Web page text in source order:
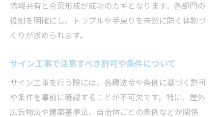
情報共有と合意形成が成功のカギとなります。各部門の
役割を明確にし、トラブルや手戻りを未然に防ぐ体制づ
くりが求められます。
サイン工事で注意すべき許可や条件について
サイン工事を行う際には、各種法令や条例に基づく許可
や条件を事前に確認することが不可欠です。特に、屋外
広告物法や建築基準法、自治体ごとの条例などが関係